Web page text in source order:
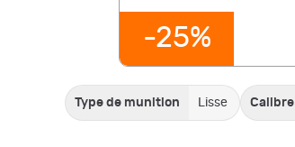
-25%
Type de munition Lisse Calibre